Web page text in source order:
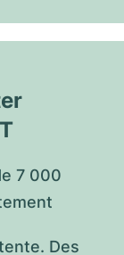
7 000
Des